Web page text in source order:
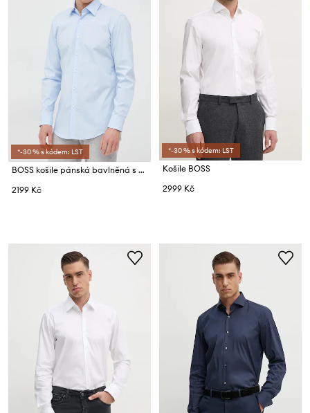
*-30 % s kódem: LST
BOSS košile pánská bavlněná s elastanem H-HANK-kent-C1-214
2199 Kč
*-30 % s kódem: LST
Košile BOSS
2999 Kč